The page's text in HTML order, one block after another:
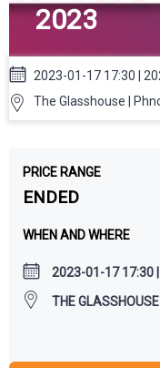
2023
2023-01-17 17:30 |
The Glasshouse |
PRICE RANGE
ENDED
WHEN AND WHERE
2023-01-17 17:30
THE